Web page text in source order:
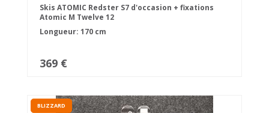
Skis ATOMIC Redster S7 d'occasion + fixations
Atomic M Twelve 12
Longueur: 170 cm
369 €
BLIZZARD